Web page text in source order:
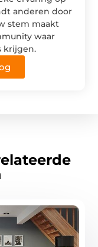
anderen door
stem maakt
waar
krijgen.